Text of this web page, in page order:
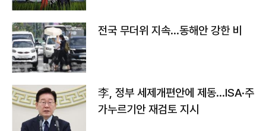
전국 무더위 지속…동해안 강한 비
李, 정부 세제개편안에 제동…ISA·주
가누르기안 재검토 지시